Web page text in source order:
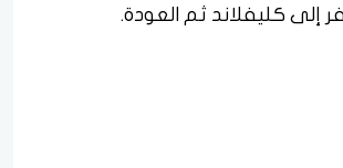
إلى كليفلاند ثم العودة.